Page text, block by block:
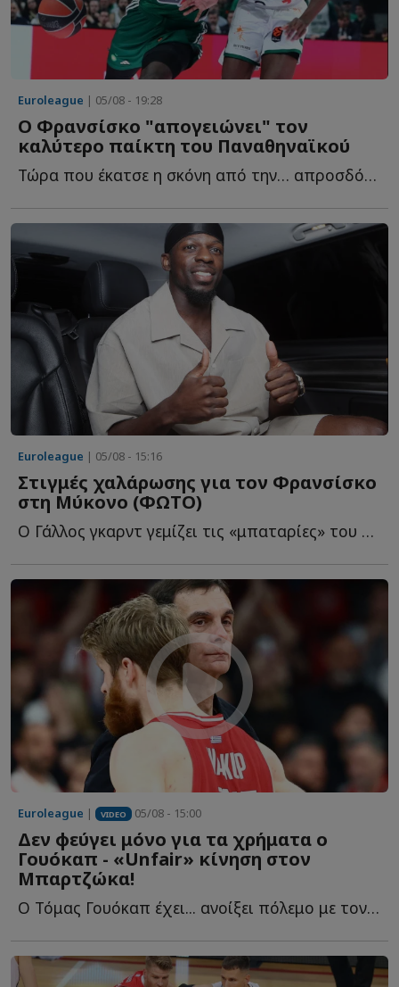
Euroleague | 05/08 - 19:28
Ο Φρανσίσκο "απογειώνει" τον
καλύτερο παίκτη του Παναθηναϊκού
Τώρα που έκατσε η σκόνη από την… απροσδόκητη προσθήκη τ...
Euroleague | 05/08 - 15:16
Στιγμές χαλάρωσης για τον Φρανσίσκο
στη Μύκονο (ΦΩΤΟ)
Ο Γάλλος γκαρντ γεμίζει τις «μπαταρίες» του στο «νησί τ...
Euroleague | VIDEO 05/08 - 15:00
Δεν φεύγει μόνο για τα χρήματα ο
Γουόκαπ - «Unfair» κίνηση στον
Μπαρτζώκα!
Ο Τόμας Γουόκαπ έχει... ανοίξει πόλεμο με τον Ολυμπιακό κ...